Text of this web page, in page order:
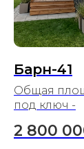
Барн-41
Общая
под ключ -
2 800